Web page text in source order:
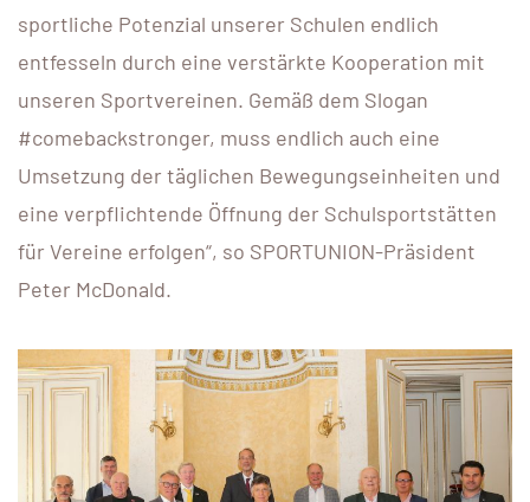
sportliche Potenzial unserer Schulen endlich
entfesseln durch eine verstärkte Kooperation mit
unseren Sportvereinen. Gemäß dem Slogan
#comebackstronger, muss endlich auch eine
Umsetzung der täglichen Bewegungseinheiten und
eine verpflichtende Öffnung der Schulsportstätten
für Vereine erfolgen“, so SPORTUNION-Präsident
Peter McDonald.